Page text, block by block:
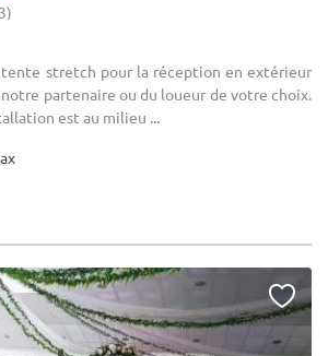
tente stretch pour la réception en extérieur
partenaire ou du loueur de votre choix.
est au milieu ...